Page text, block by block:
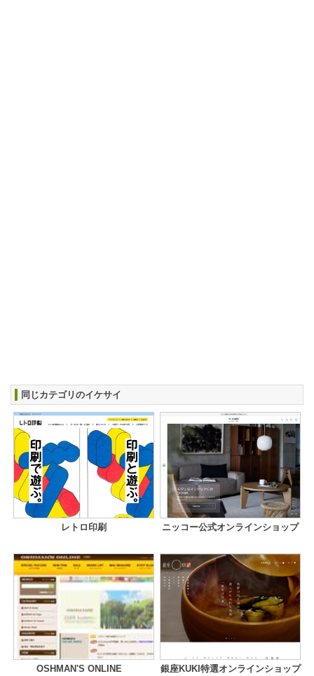
同じカテゴリのイケサイ
レトロ印刷 ニッコー公式オンラインショップ
OSHMAN'S ONLINE 銀座KUKI特選オンラインショップ